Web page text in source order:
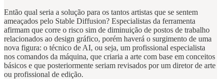
Então qual seria a solução para os tantos artistas que se sentem
ameaçados pelo Stable Diffusion? Especialistas da ferramenta
afirmam que corre o risco sim de diminuição de postos de trabalho
relacionados ao design gráfico, porém haverá o surgimento de uma
nova figura: o técnico de AI, ou seja, um profissional especialista
nos comandos da máquina, que criaria a arte com base em conceitos
básicos e que posteriormente seriam revisados por um diretor de arte
ou profissional de edição.